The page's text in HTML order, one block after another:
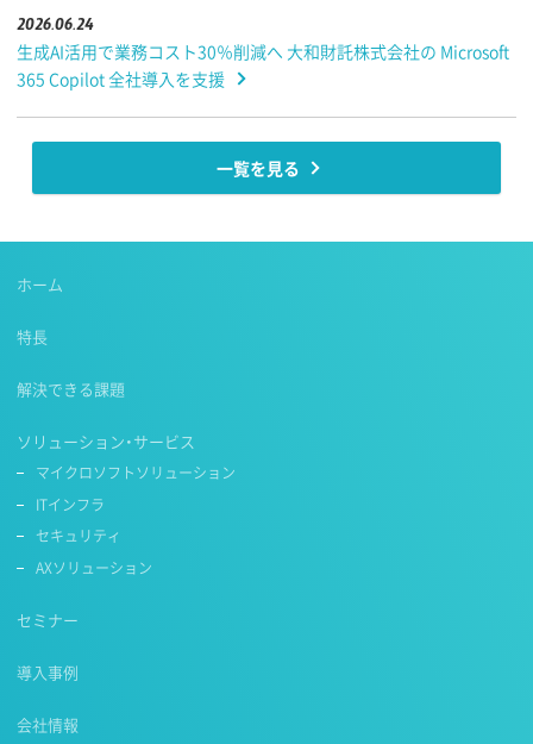
2026.06.24
生成AI活用で業務コスト30％削減へ 大和財託株式会社の Microsoft
365 Copilot 全社導入を支援
一覧を見る
ホーム
特長
解決できる課題
ソリューション・サービス
マイクロソフトソリューション
ITインフラ
セキュリティ
AXソリューション
セミナー
導入事例
会社情報